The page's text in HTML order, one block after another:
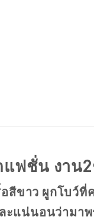
ฟชั่น งาน
สีขาว ผูกโบว์
ะแน่นอนว่ามา